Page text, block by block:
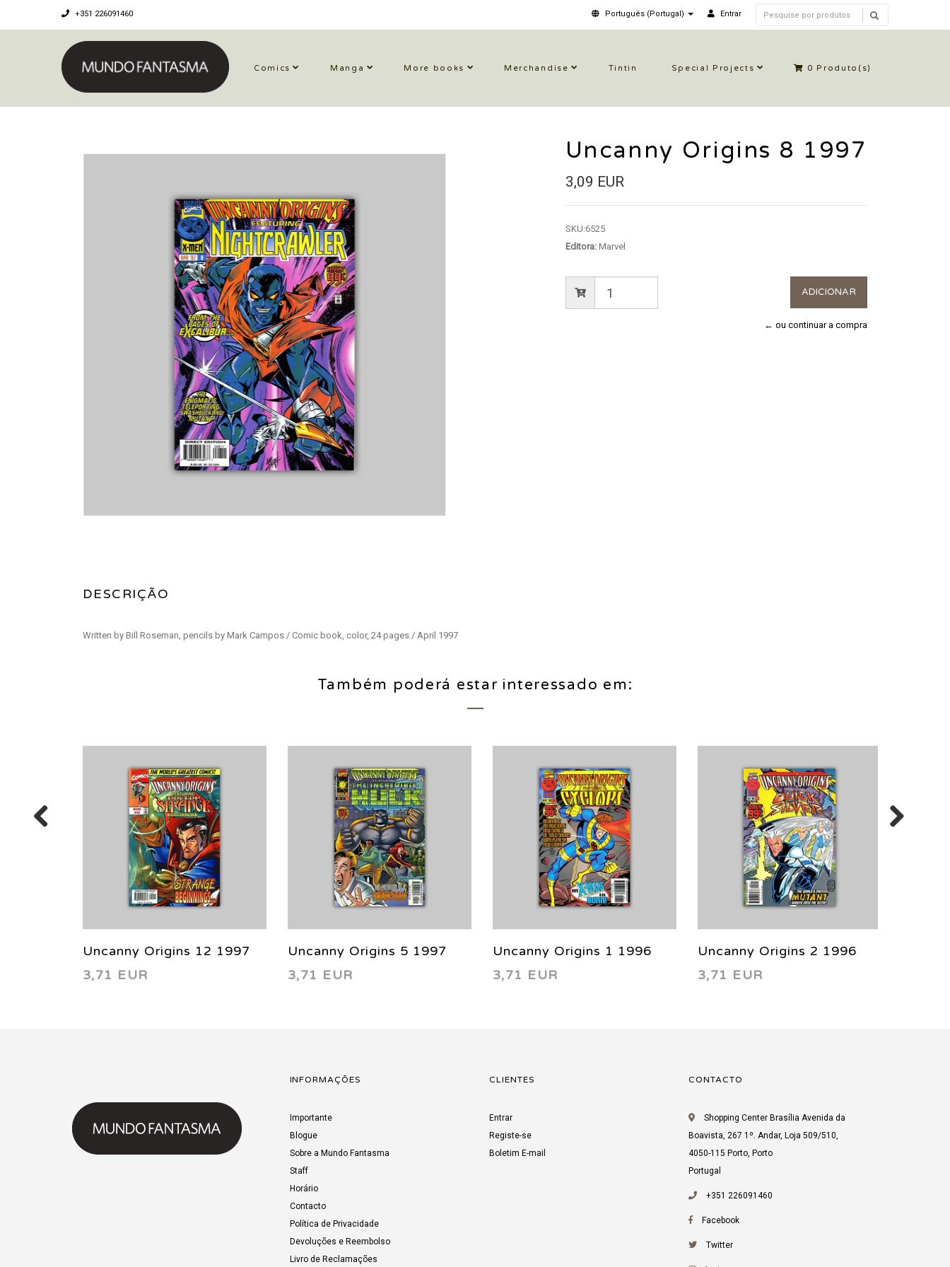
+351 226091460 Português (Portugal) Entrar
Comics Manga More books Merchandise Tintin Special Projects 0 Produto(s)
DESCRIÇÃO
Written by Bill Roseman, pencils by Mark Campos / Comic book, color, 24 pages / April 1997
Uncanny Origins 8 1997
3,09 EUR
SKU:6525
Editora:Marvel
← ou continuar a compra
Também poderá estar interessado em:
Uncanny Origins 12 1997
3,71 EUR
Uncanny Origins 5 1997
3,71 EUR
Uncanny Origins 1 1996
3,71 EUR
Uncanny Origins 2 1996
3,71 EUR
INFORMAÇÕES
Importante
Blogue
Sobre a Mundo Fantasma
Staff
Horário
Contacto
Política de Privacidade
Devoluções e Reembolso
Livro de Reclamações
CLIENTES
Entrar
Registe-se
Boletim E-mail
CONTACTO
Shopping Center Brasília Avenida da
Boavista, 267 1º. Andar, Loja 509/510,
4050-115 Porto, Porto
Portugal
+351 226091460
Facebook
Twitter